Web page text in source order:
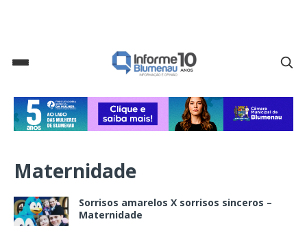
Maternidade
Sorrisos amarelos X sorrisos sinceros –
Maternidade